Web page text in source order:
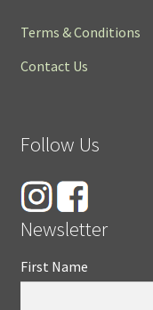
Terms & Conditions
Contact Us
Follow Us
Newsletter
First Name